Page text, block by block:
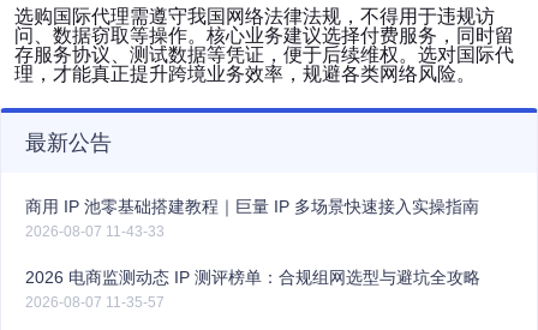
选购国际代理需遵守我国网络法律法规，不得用于违规访
问、数据窃取等操作。核心业务建议选择付费服务，同时留
存服务协议、测试数据等凭证，便于后续维权。选对国际代
理，才能真正提升跨境业务效率，规避各类网络风险。
最新公告
商用 IP 池零基础搭建教程｜巨量 IP 多场景快速接入实操指南
2026-08-07 11-43-33
2026 电商监测动态 IP 测评榜单：合规组网选型与避坑全攻略
2026-08-07 11-35-57